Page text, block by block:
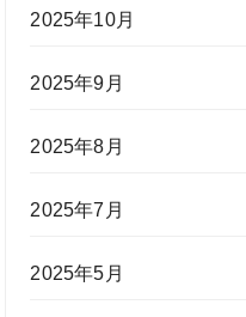
2025年10月
2025年9月
2025年8月
2025年7月
2025年5月